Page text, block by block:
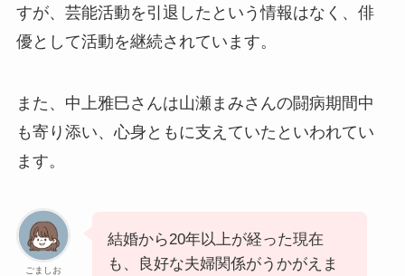
すが、芸能活動を引退したという情報はなく、俳
優として活動を継続されています。
また、中上雅巳さんは山瀬まみさんの闘病期間中
も寄り添い、心身ともに支えていたといわれてい
ます。
ごましお
結婚から20年以上が経った現在
も、良好な夫婦関係がうかがえま